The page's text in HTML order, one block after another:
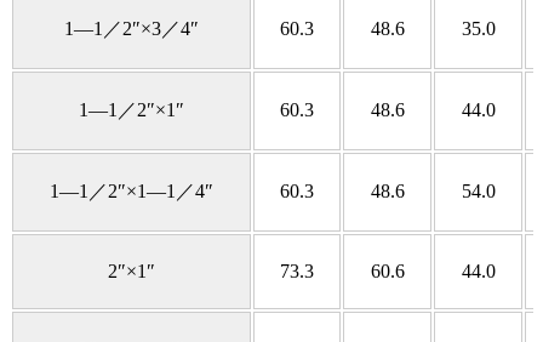
1—1／2″×3／4″ 60.3 48.6 35.0
1—1／2″×1″ 60.3 48.6 44.0
1—1／2″×1—1／4″ 60.3 48.6 54.0
2″×1″ 73.3 60.6 44.0